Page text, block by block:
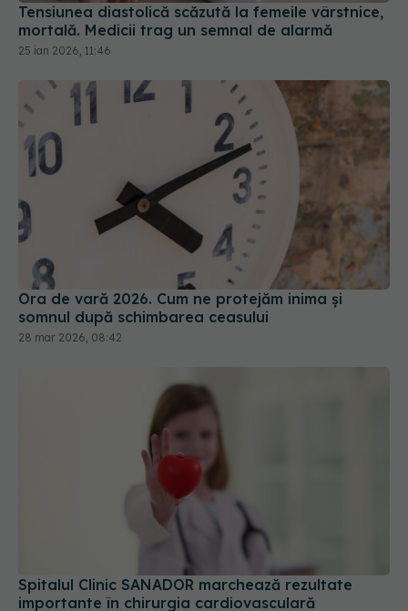
Ora de vară 2026. Cum ne protejăm inima și
somnul după schimbarea ceasului
28 mar 2026, 08:42
Spitalul Clinic SANADOR marchează rezultate
importante în chirurgia cardiovasculară